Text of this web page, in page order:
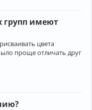
групп имеют
цвета
проще отличать друг